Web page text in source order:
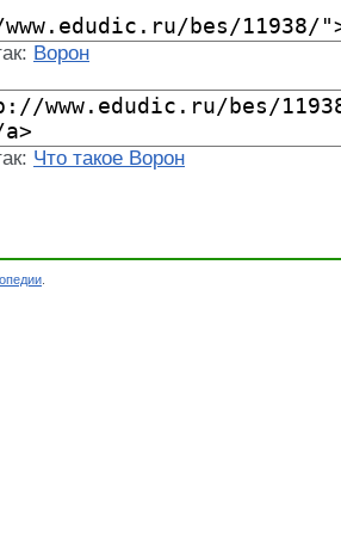
Ворон
Что такое Ворон